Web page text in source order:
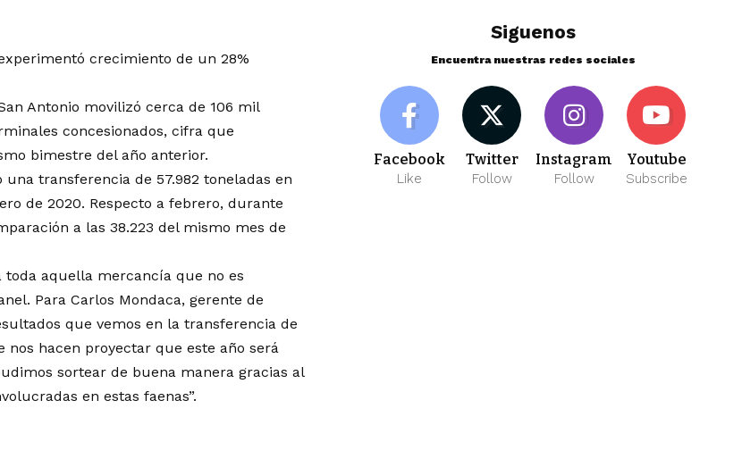
crecimiento de un 28%
Antonio movilizó cerca de 106 mil
concesionados, cifra que
bimestre del año anterior.
transferencia de 57.982 toneladas en
de 2020. Respecto a febrero, durante
a las 38.223 del mismo mes de
toda aquella mercancía que no es
Para Carlos Mondaca, gerente de
que vemos en la transferencia de
hacen proyectar que este año será
sortear de buena manera gracias al
en estas faenas”.
Siguenos
Encuentra nuestras redes sociales
Facebook
Like
Twitter
Follow
Instagram
Follow
Youtube
Subscribe